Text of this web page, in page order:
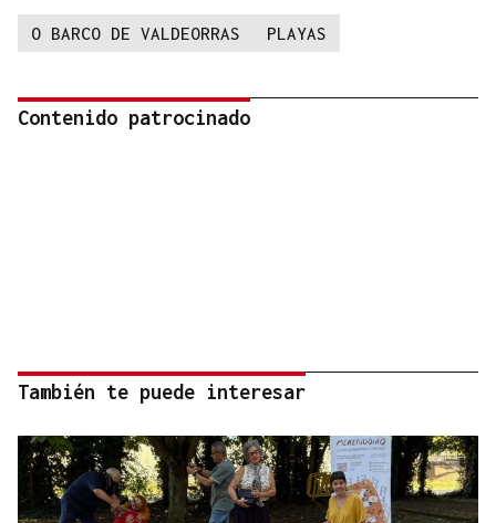
O BARCO DE VALDEORRAS PLAYAS
Contenido patrocinado
También te puede interesar